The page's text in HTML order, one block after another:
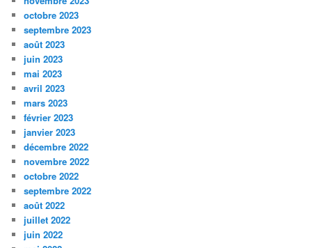
octobre 2023
septembre 2023
août 2023
juin 2023
mai 2023
avril 2023
mars 2023
février 2023
janvier 2023
décembre 2022
novembre 2022
octobre 2022
septembre 2022
août 2022
juillet 2022
juin 2022